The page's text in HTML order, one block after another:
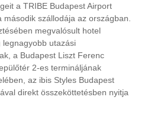
a TRIBE Budapest Airport
második szállodája az országban.
megvalósult hotel
legnagyobb utazási
a Budapest Liszt Ferenc
2-es termináljának
az ibis Styles Budapest
direkt összeköttetésben nyitja